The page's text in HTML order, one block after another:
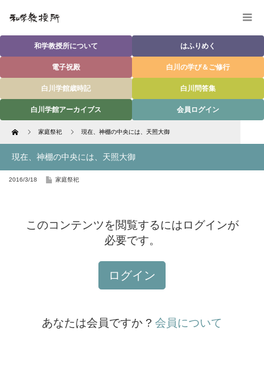
和学教授所について はふりめく
電子祝殿 白川の学び＆ご修行
白川学館歳時記 白川問答集
白川学館アーカイブス 会員ログイン
Home 家庭祭祀 現在、神棚の中央には、天照大御
現在、神棚の中央には、天照大御
2016/3/18 家庭祭祀
このコンテンツを閲覧するにはログインが
必要です。
ログイン
あなたは会員ですか ? 会員について